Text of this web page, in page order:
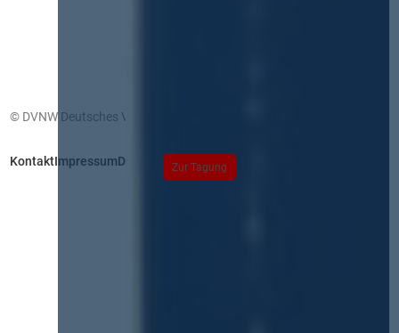
Zur Tagung
© DVNW Deutsches Vergabenetzwerk GmbH
KontaktImpressumDatenschutz